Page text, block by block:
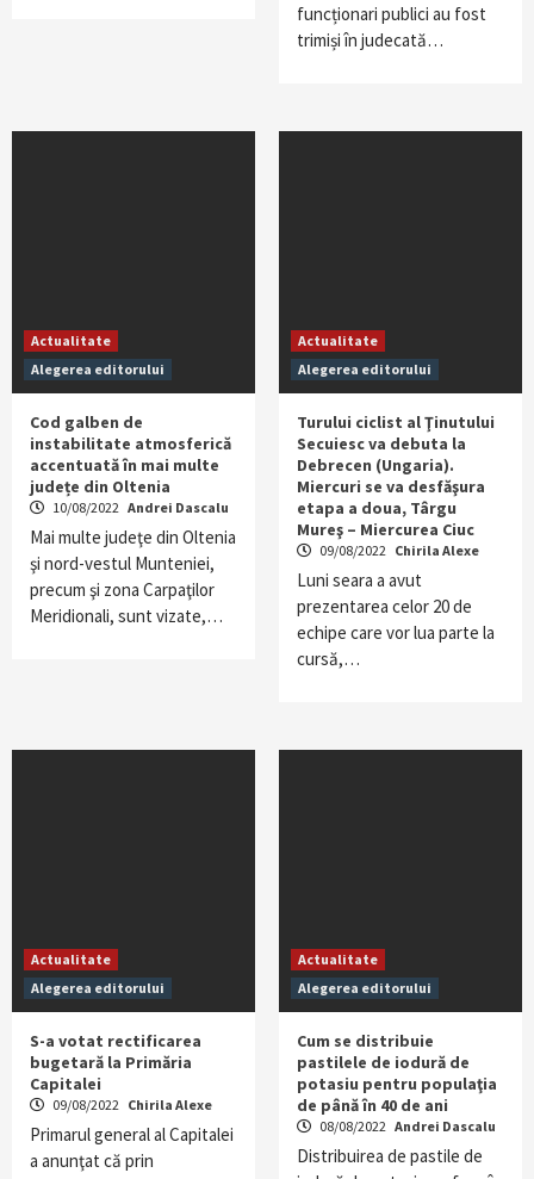
funcționari publici au fost
trimiși în judecată…
Actualitate
Alegerea editorului
Cod galben de
instabilitate atmosferică
accentuată în mai multe
județe din Oltenia
10/08/2022 Andrei Dascalu
Mai multe judeţe din Oltenia
şi nord-vestul Munteniei,
precum şi zona Carpaţilor
Meridionali, sunt vizate,…
Actualitate
Alegerea editorului
Turului ciclist al Ţinutului
Secuiesc va debuta la
Debrecen (Ungaria).
Miercuri se va desfăşura
etapa a doua, Târgu
Mureş – Miercurea Ciuc
09/08/2022 Chirila Alexe
Luni seara a avut
prezentarea celor 20 de
echipe care vor lua parte la
cursă,…
Actualitate
Alegerea editorului
S-a votat rectificarea
bugetară la Primăria
Capitalei
09/08/2022 Chirila Alexe
Primarul general al Capitalei
a anunţat că prin
Actualitate
Alegerea editorului
Cum se distribuie
pastilele de iodură de
potasiu pentru populaţia
de până în 40 de ani
08/08/2022 Andrei Dascalu
Distribuirea de pastile de